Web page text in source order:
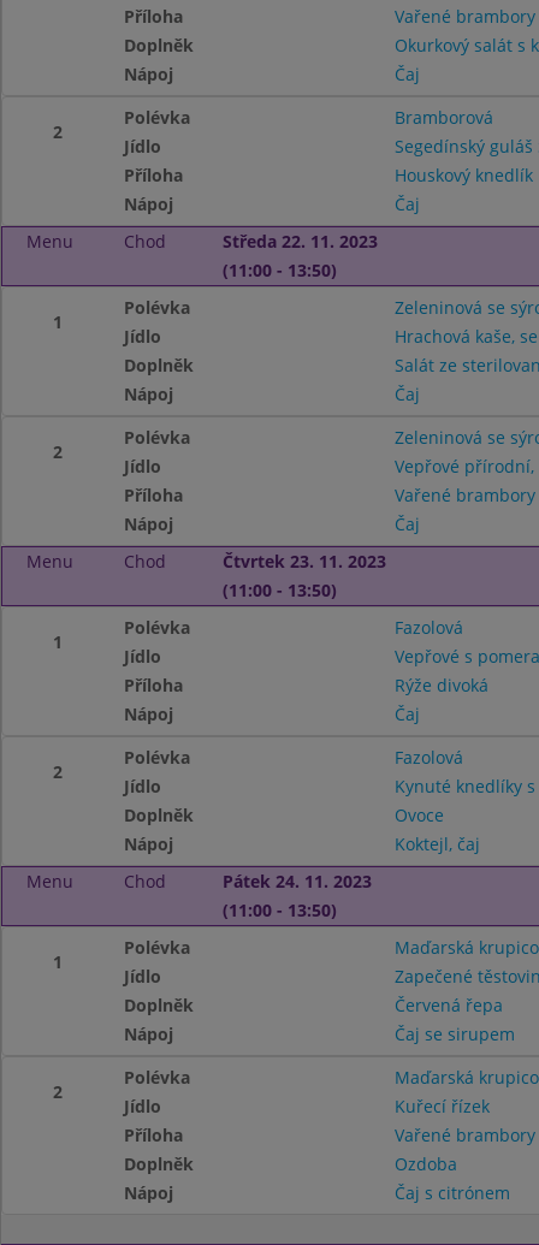
Příloha
Vařené
Doplněk
Okurkový salát s
Nápoj
Čaj
2
Polévka
Bramborová
Jídlo
Segedínský guláš
Příloha
Houskový knedlík
Nápoj
Čaj
Menu
Chod
Středa 22. 11. 2023
(11:00 - 13:50)
1
Polévka
Zeleninová se
Jídlo
Hrachová kaše,
Doplněk
Salát ze
Nápoj
Čaj
2
Polévka
Zeleninová se
Jídlo
Vepřové
Příloha
Vařené brambory
Nápoj
Čaj
Menu
Chod
Čtvrtek 23. 11. 2023
(11:00 - 13:50)
1
Polévka
Fazolová
Jídlo
Vepřové s
Příloha
Rýže divoká
Nápoj
Čaj
2
Polévka
Fazolová
Jídlo
Kynuté knedlíky
Doplněk
Ovoce
Nápoj
Koktejl, čaj
Menu
Chod
Pátek 24. 11. 2023
(11:00 - 13:50)
1
Polévka
Maďarská
Jídlo
Zapečené
Doplněk
Červená řepa
Nápoj
Čaj se sirupem
2
Polévka
Maďarská
Jídlo
Kuřecí řízek
Příloha
Vařené
Doplněk
Ozdoba
Nápoj
Čaj s citrónem